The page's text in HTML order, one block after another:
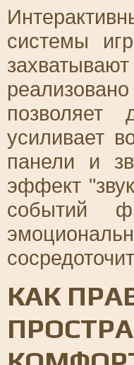
системы
позволяет
усиливает
панели и
эффект
событий
КАК